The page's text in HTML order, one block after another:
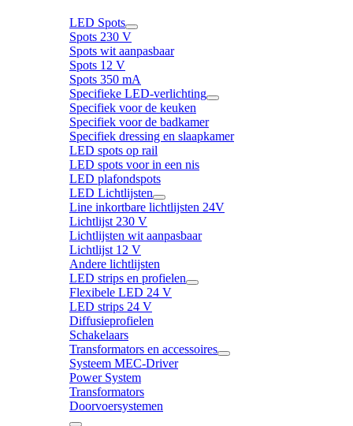
LED Spots
Spots 230 V
Spots wit aanpasbaar
Spots 12 V
Spots 350 mA
Specifieke LED-verlichting
Specifiek voor de keuken
Specifiek voor de badkamer
Specifiek dressing en slaapkamer
LED spots op rail
LED spots voor in een nis
LED plafondspots
LED Lichtlijsten
Line inkortbare lichtlijsten 24V
Lichtlijst 230 V
Lichtlijsten wit aanpasbaar
Lichtlijst 12 V
Andere lichtlijsten
LED strips en profielen
Flexibele LED 24 V
LED strips 24 V
Diffusieprofielen
Schakelaars
Transformators en accessoires
Systeem MEC-Driver
Power System
Transformators
Doorvoersystemen